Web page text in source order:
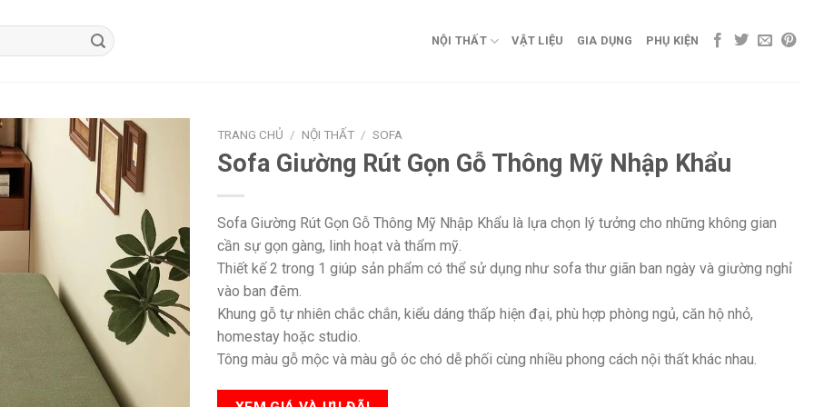
NỘI THẤT VẬT LIỆU GIA DỤNG PHỤ KIỆN
TRANG CHỦ / NỘI THẤT / SOFA
Sofa Giường Rút Gọn Gỗ Thông Mỹ Nhập Khẩu
Sofa Giường Rút Gọn Gỗ Thông Mỹ Nhập Khẩu là lựa chọn lý tưởng cho những không gian
cần sự gọn gàng, linh hoạt và thẩm mỹ.
Thiết kế 2 trong 1 giúp sản phẩm có thể sử dụng như sofa thư giãn ban ngày và giường nghỉ
vào ban đêm.
Khung gỗ tự nhiên chắc chắn, kiểu dáng thấp hiện đại, phù hợp phòng ngủ, căn hộ nhỏ,
homestay hoặc studio.
Tông màu gỗ mộc và màu gỗ óc chó dễ phối cùng nhiều phong cách nội thất khác nhau.